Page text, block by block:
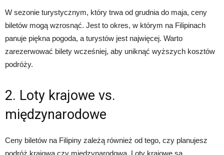
W sezonie turystycznym, który trwa od grudnia do maja, ceny
biletów mogą wzrosnąć. Jest to okres, w którym na Filipinach
panuje piękna pogoda, a turystów jest najwięcej. Warto
zarezerwować bilety wcześniej, aby uniknąć wyższych kosztów
podróży.
2. Loty krajowe vs.
międzynarodowe
Ceny biletów na Filipiny zależą również od tego, czy planujesz
podróż krajową czy międzynarodową. Loty krajowe są